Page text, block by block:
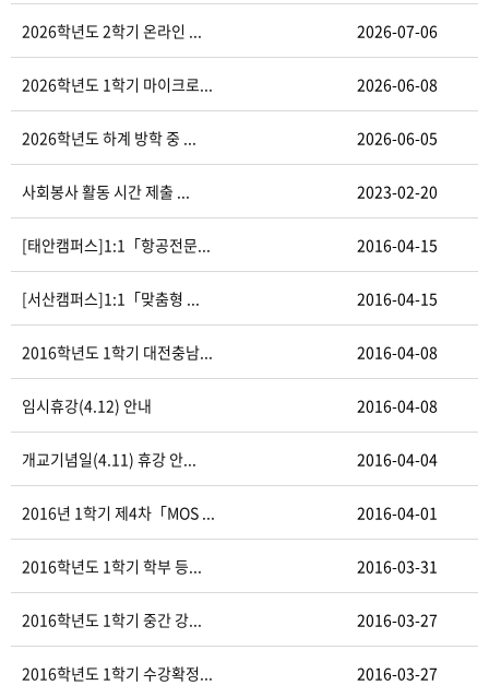
2026학년도 2학기 온라인 ... 2026-07-06
2026학년도 1학기 마이크로... 2026-06-08
2026학년도 하계 방학 중 ... 2026-06-05
사회봉사 활동 시간 제출 ... 2023-02-20
[태안캠퍼스]1:1「항공전문... 2016-04-15
[서산캠퍼스]1:1「맞춤형 ... 2016-04-15
2016학년도 1학기 대전충남... 2016-04-08
임시휴강(4.12) 안내 2016-04-08
개교기념일(4.11) 휴강 안... 2016-04-04
2016년 1학기 제4차「MOS ... 2016-04-01
2016학년도 1학기 학부 등... 2016-03-31
2016학년도 1학기 중간 강... 2016-03-27
2016학년도 1학기 수강확정... 2016-03-27